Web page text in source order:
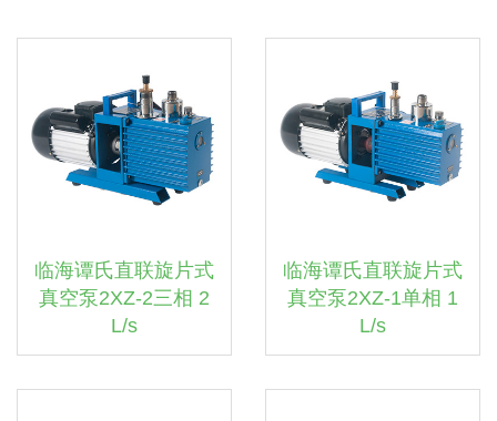
临海谭氏直联旋片式
真空泵2XZ-2三相 2
L/s
临海谭氏直联旋片式
真空泵2XZ-1单相 1
L/s